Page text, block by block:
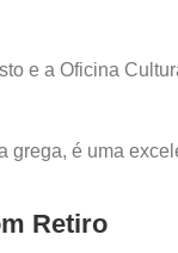
e a Oficina
grega, é uma
Retiro